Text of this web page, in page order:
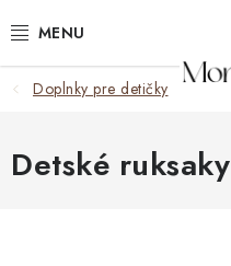
na
ZĽAVY
OBLEČENIE
Doplnky pre detičky
Detské ruksaky